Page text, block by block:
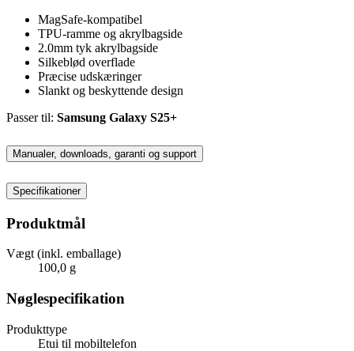
MagSafe-kompatibel
TPU-ramme og akrylbagside
2.0mm tyk akrylbagside
Silkeblød overflade
Præcise udskæringer
Slankt og beskyttende design
Passer til: Samsung Galaxy S25+
Manualer, downloads, garanti og support
Specifikationer
Produktmål
Vægt (inkl. emballage)
100,0 g
Nøglespecifikation
Produkttype
Etui til mobiltelefon